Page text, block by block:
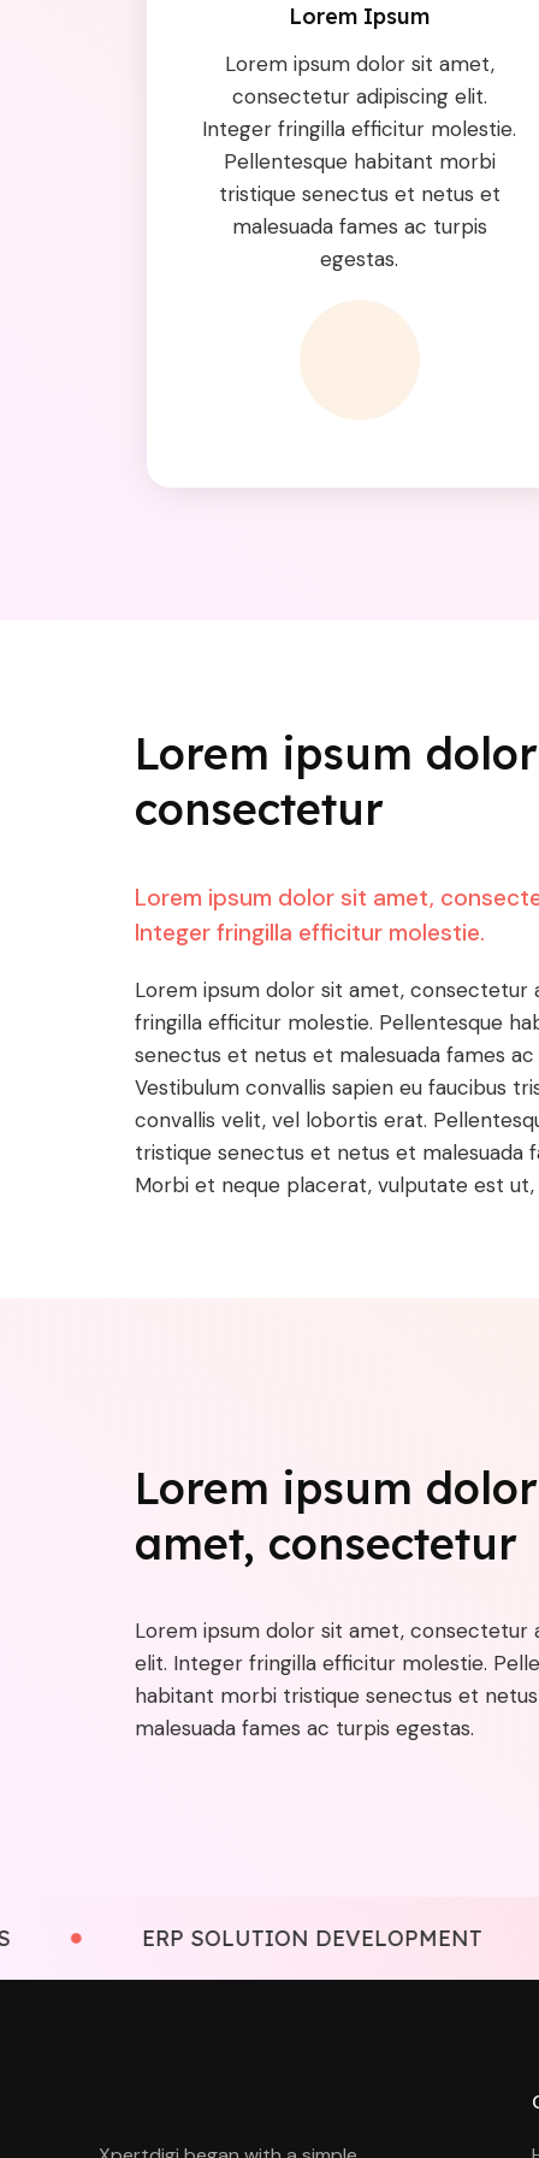
Lorem Ipsum
Lorem ipsum dolor sit amet,
consectetur adipiscing elit.
Integer fringilla efficitur molestie.
Pellentesque habitant morbi
tristique senectus et netus et
malesuada fames ac turpis
egestas.
Lorem ipsum
consectetur
Lorem ipsum dolor sit amet,
Integer fringilla efficitur molestie.
Lorem ipsum dolor sit amet, consectetur
fringilla efficitur molestie. Pellentesque
senectus et netus et malesuada fames
Vestibulum convallis sapien eu faucibus
convallis velit, vel lobortis erat.
tristique senectus et netus et malesuada
Morbi et neque placerat, vulputate est ut,
Lorem ipsum
amet, consectetur
Lorem ipsum dolor sit amet, consectetur
elit. Integer fringilla efficitur molestie.
habitant morbi tristique senectus et
malesuada fames ac turpis egestas.
ERP SOLUTION DEVELOPMENT